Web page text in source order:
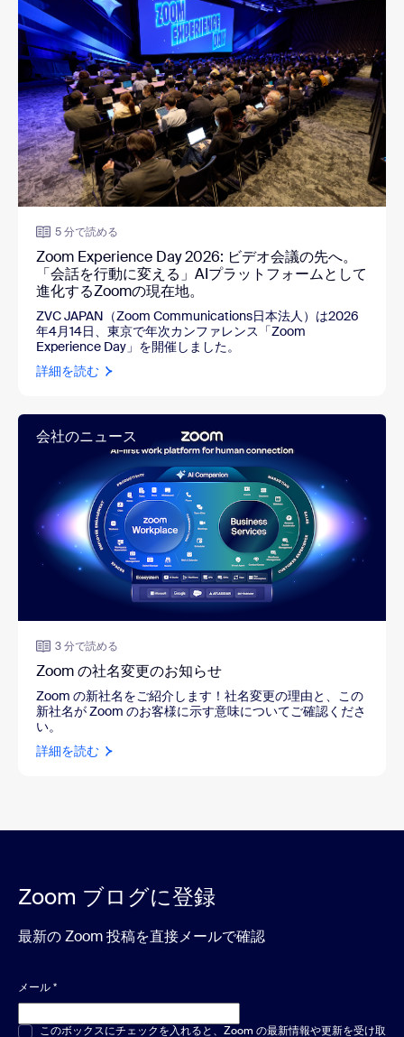
5 分で読める
Zoom Experience Day 2026: ビデオ会議の先へ。
「会話を行動に変える」AIプラットフォームとして
進化するZoomの現在地。
ZVC JAPAN（Zoom Communications日本法人）は2026
年4月14日、東京で年次カンファレンス「Zoom
Experience Day」を開催しました。
詳細を読む
会社のニュース
3 分で読める
Zoom の社名変更のお知らせ
Zoom の新社名をご紹介します！社名変更の理由と、この
新社名が Zoom のお客様に示す意味についてご確認くださ
い。
詳細を読む
Zoom ブログに登録
最新の Zoom 投稿を直接メールで確認
メール*
複数選択または単一選択*
このボックスにチェックを入れると、Zoom の最新情報や更新を受け取